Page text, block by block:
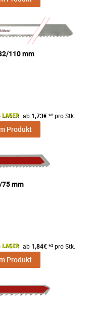
110 mm
ab 1,73€*² pro Stk.
Produkt
mm
ab 1,84€*² pro Stk.
Produkt